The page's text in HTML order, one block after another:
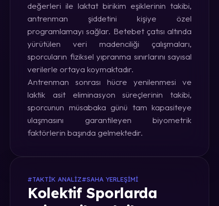
değerleri ile laktat birikim eşiklerinin takibi,
antrenman şiddetini kişiye özel
programlamayı sağlar. Betebet çatısı altında
yürütülen veri madenciliği çalışmaları,
sporcuların fiziksel yıpranma sınırlarını sayısal
verilerle ortaya koymaktadır.
Antrenman sonrası hücre yenilenmesi ve
laktik asit eliminasyon süreçlerinin takibi,
sporcunun müsabaka günü tam kapasiteye
ulaşmasını garantileyen biyometrik
faktörlerin başında gelmektedir.
#TAKTIK ANALIZ#SAHA YERLEŞIMI
Kolektif Sporlarda